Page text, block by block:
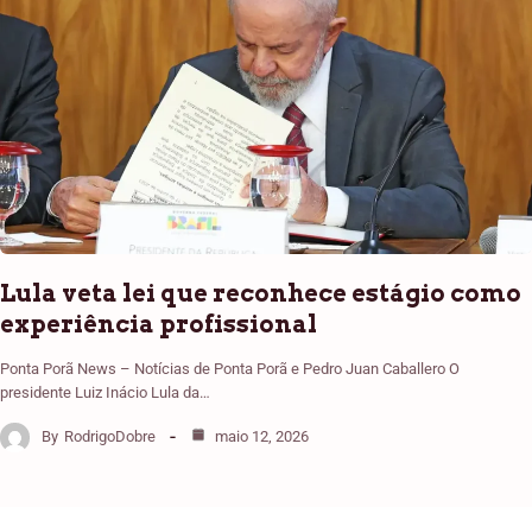
Lula veta lei que reconhece estágio como
experiência profissional
Ponta Porã News – Notícias de Ponta Porã e Pedro Juan Caballero O
presidente Luiz Inácio Lula da…
By RodrigoDobre maio 12, 2026